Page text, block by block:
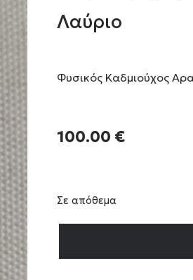
Λαύριο
Φυσικός Καδμιούχος
100.00 €
Σε απόθεμα